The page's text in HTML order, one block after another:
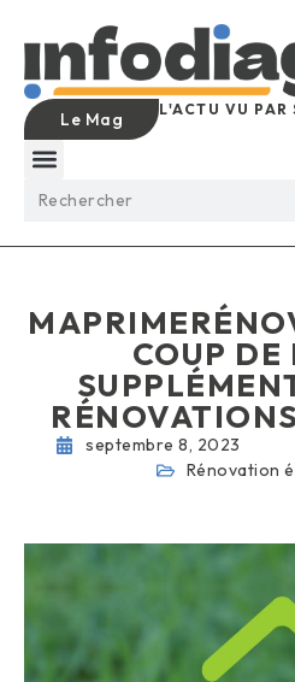
Le Mag L'ACTU VU PAR
COUP DE
septembre 8, 2023
Rénovation